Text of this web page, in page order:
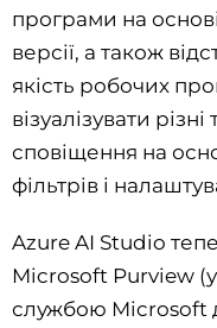
програми на
версії, а також
якість робочих
візуалізувати
сповіщення на
фільтрів і
Azure AI Studio
Microsoft Purview
службою Microsoft